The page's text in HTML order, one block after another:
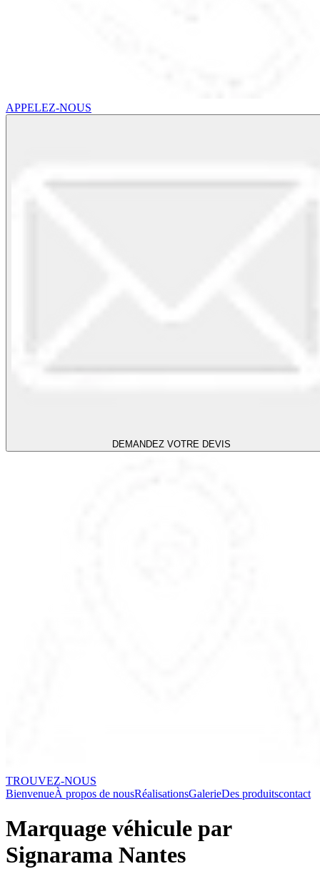
APPELEZ-NOUS
DEMANDEZ VOTRE DEVIS
TROUVEZ-NOUS
BienvenueÀ propos de nousRéalisationsGalerieDes produitscontact
Marquage véhicule par
Signarama Nantes